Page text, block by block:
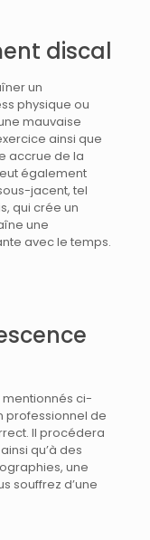
discal
un
physique ou
mauvaise
ainsi que
accrue de la
également
jacent, tel
qui crée un
une
avec le temps.
mentionnés ci-
professionnel de
Il procédera
qu’à des
une
souffrez d’une